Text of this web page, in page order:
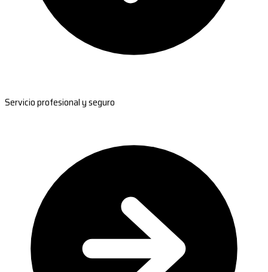
Servicio profesional y seguro